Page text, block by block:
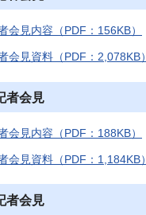
見内容（PDF：156KB）
見資料（PDF：2,078KB）
者会見
見内容（PDF：188KB）
見資料（PDF：1,184KB）
者会見